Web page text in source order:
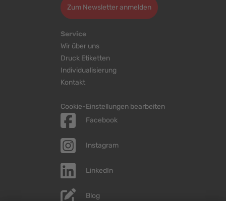
Zum Newsletter anmelden
Service
Wir über uns
Druck Etiketten
Individualisierung
Kontakt
Cookie-Einstellungen bearbeiten
Facebook
Instagram
LinkedIn
Blog